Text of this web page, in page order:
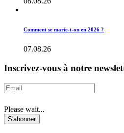
Comment se marie-t-on en 2026 ?
07.08.26
Inscrivez-vous à notre
Please wait...
S'abonner